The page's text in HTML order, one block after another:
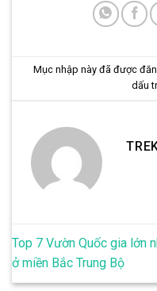
Mục nhập này đã được
dấu
Top 7 Vườn Quốc gia lớn
ở miền Bắc Trung Bộ